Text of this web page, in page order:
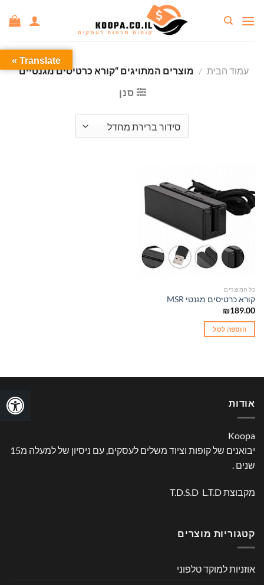
עמוד הבית / מוצרים המתויגים “קורא כרטיסים מגנטיים”
סנן
כל המוצרים
קורא כרטיסים מגנטי MSR
₪189.00
הוספה לסל
אודות
Koopa
יבואנים של קופות וציוד משלים לעסקים, עם ניסיון של למעלה מ15
שנים .
מקבוצת T.D.S.D L.T.D
קטגוריות מוצרים
אוזניות למוקד טלפוני
Translate »